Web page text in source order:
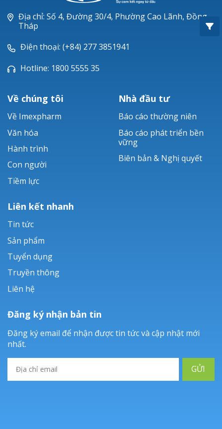
Piperacillin
Ticarlinat®
Zobacta®
Bacsulfo®
Địa chỉ: Số 4, Đường 30/4, Phường Cao Lãnh, Đồng
Tháp
Điện thoại: (+84) 277 3851941
Hotline: 1800 5555 35
Về chúng tôi
Về Imexpharm
Văn hóa
Hành trình
Con người
Tiềm lực
Nhà đầu tư
Báo cáo thường niên
Báo cáo phát triển bền
vững
Biên bản & Nghị quyết
Liên kết nhanh
Tin tức
Sản phẩm
Tuyển dụng
Truyền thông
Liên hệ
Đăng ký nhận bản tin
Đăng ký email để nhận được tin tức và cập nhật mới
nhất.
GỬI